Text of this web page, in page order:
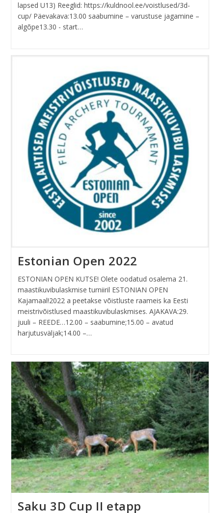
lapsed U13) Reeglid: https://kuldnool.ee/voistlused/3d-
cup/ Päevakava:13.00 saabumine – varustuse jagamine –
algõpe13.30 - start…
Estonian Open 2022
ESTONIAN OPEN KUTSE! Olete oodatud osalema 21.
maastikuvibulaskmise turniiril ESTONIAN OPEN
Kajamaal!2022 a peetakse võistluste raameis ka Eesti
meistrivõistlused maastikuvibulaskmises. AJAKAVA:29.
juuli – REEDE…12.00 – saabumine;15.00 – avatud
harjutusväljak;14.00 –…
Saku 3D Cup II etapp